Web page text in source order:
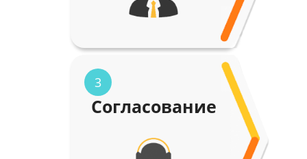
3
Согласование